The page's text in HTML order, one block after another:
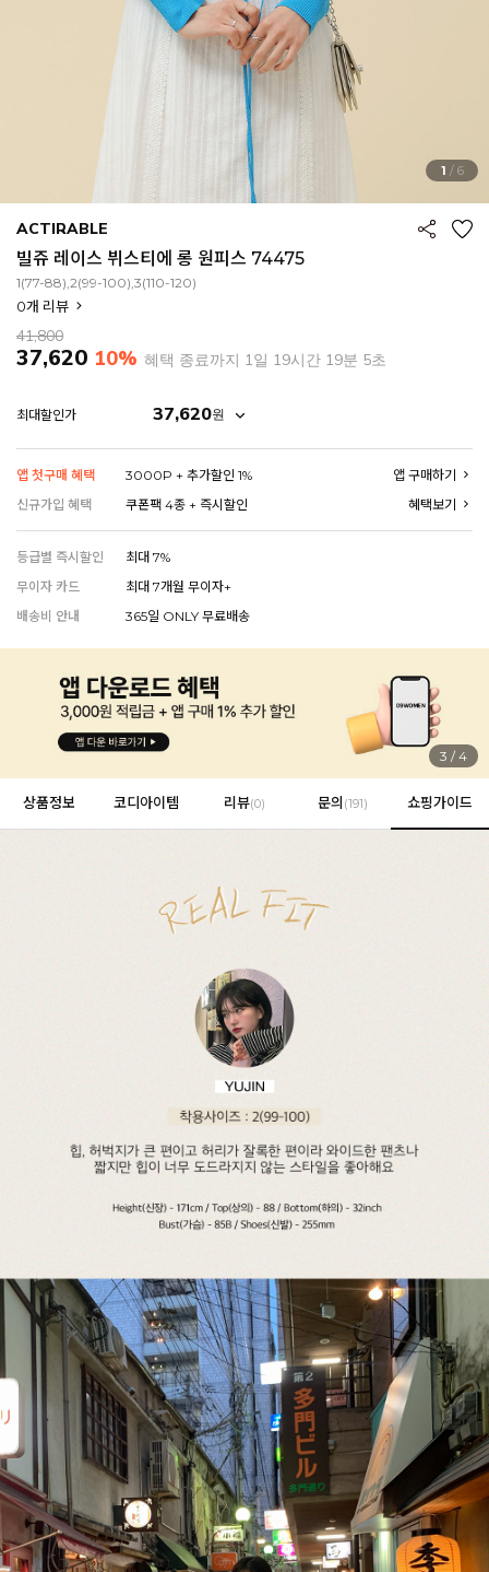
EVERY, SAY
1 / 6
ACTIRABLE
빌쥬 레이스 뷔스티에 롱 원피스 74475
1(77-88),2(99-100),3(110-120)
0개 리뷰
41,800
37,620 10% 혜택 종료까지 1일 19시간 19분 3초
최대할인가 37,620원
앱 첫구매 혜택 3000P + 추가할인 1%
앱 구매하기
신규가입 혜택
쿠폰팩 4종 + 즉시할인 혜택보기
등급별 즉시할인
최대 7%
무이자 카드
최대 7개월 무이자+
배송비 안내
365일 ONLY 무료배송
4 /4
상품정보 코디아이템 리뷰(0) 문의 (191) 쇼핑가이드